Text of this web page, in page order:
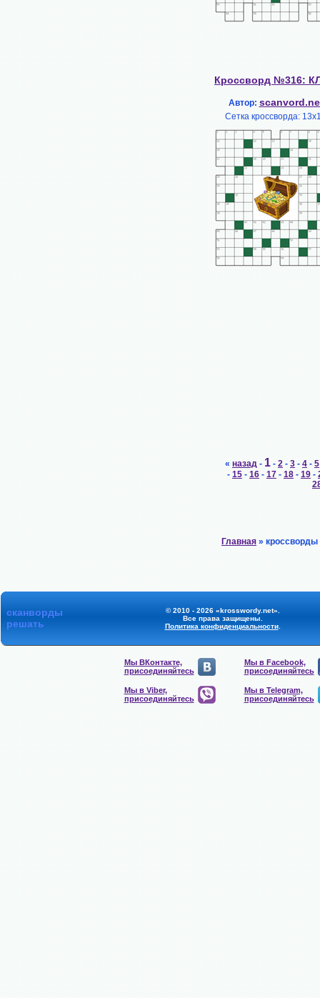
Кроссворд №316:
Автор:
Сетка кроссворда:
« назад - 1 - 2 - 3 - 4 - 5
- 15 - 16 - 17 - 18 - 19 -
Главная » кроссворды
сканворды
решать
© 2010 - 2026 «krosswordy.net».
Все права защищены.
Политика конфиденциальности.
Мы ВКонтакте,
присоединяйтесь
Мы в Facebook,
присоединяйтесь
Мы в Viber,
присоединяйтесь
Мы в Telegram,
присоединяйтесь